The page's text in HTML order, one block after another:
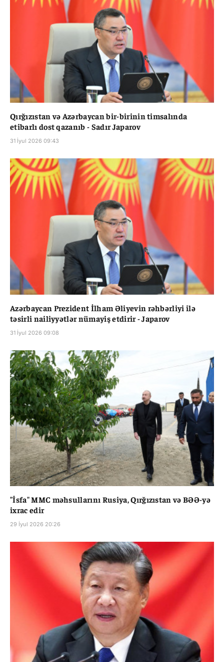
Qırğızıstan və Azərbaycan bir-birinin timsalında
etibarlı dost qazanıb - Sadır Japarov
31 İyul 2026 09:43
Azərbaycan Prezident İlham Əliyevin rəhbərliyi ilə
təsirli nailiyyətlər nümayiş etdirir - Japarov
31 İyul 2026 09:08
"İsfa" MMC məhsullarını Rusiya, Qırğızıstan və BƏƏ-yə
ixrac edir
29 İyul 2026 20:26